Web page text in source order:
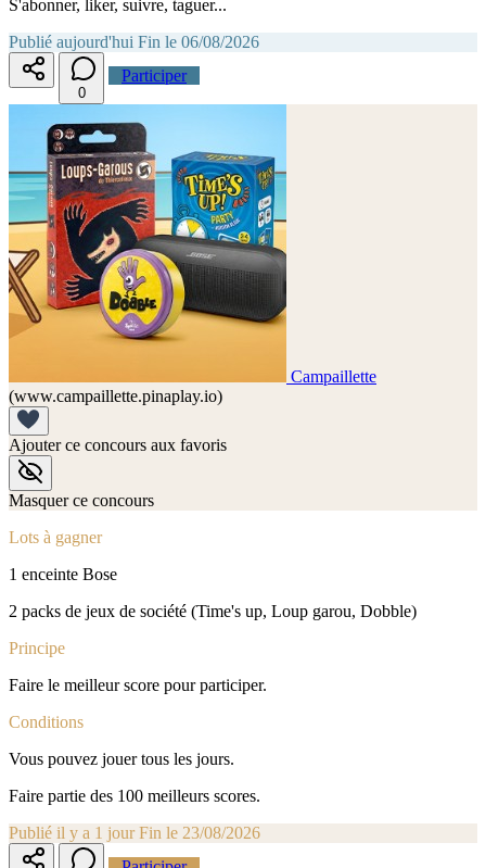
S'abonner, liker, suivre, taguer...
Publié aujourd'hui Fin le 06/08/2026
0
Participer
Campaillette
(www.campaillette.pinaplay.io)
Ajouter ce concours aux favoris
Masquer ce concours
Lots à gagner
1 enceinte Bose
2 packs de jeux de société (Time's up, Loup garou, Dobble)
Principe
Faire le meilleur score pour participer.
Conditions
Vous pouvez jouer tous les jours.
Faire partie des 100 meilleurs scores.
Publié il y a 1 jour Fin le 23/08/2026